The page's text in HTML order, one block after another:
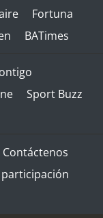
Fortuna
BATimes
Sport Buzz
Contáctenos
participación